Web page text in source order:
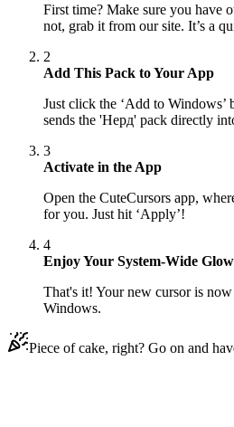
First time? Make sure you have
not, grab it from our site. It’s a
2
Add This Pack to Your App
Just click the ‘Add to Windows’
sends the 'Нерд' pack directly
3
Activate in the App
Open the CuteCursors app,
for you. Just hit ‘Apply’!
4
Enjoy Your System-Wide
That's it! Your new cursor is
Windows.
Piece of cake, right? Go on and